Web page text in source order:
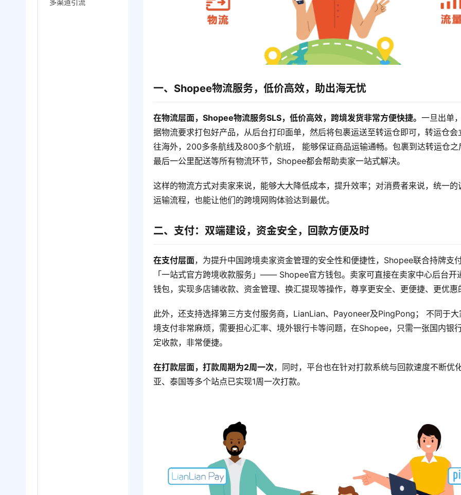
一、Shopee物流服务，低价高效，助出海无忧
在物流层面，Shopee物流服务SLS，低价高效，跨境发货非常方便快捷。一旦出单
据物流要求打包好产品，从后台打印面单，然后将包裹运送至转运仓即可，转运仓会
往海外，200多条航线及800多个航班， 能够保证商品运输通畅。包裹到达转运仓之
最后一公里配送等所有物流环节，Shopee都会帮助卖家一站式解决。
这样的物流方式对卖家来说，能够大大降低成本，提升效率；对消费者来说，统一的
运输流程，也能让他们的跨境网购体验达到最优。
二、支付：双端建设，资金安全，回款方便及时
在支付层面，为提升中国跨境卖家资金管理的安全性和便捷性，Shopee联合持牌支
「一站式官方跨境收款服务」—— Shopee官方钱包。卖家可直接在卖家中心后台开
钱包，实现多店铺收款、资金管理、换汇提现等操作，尊享更安全、更便捷、更优惠
此外，还支持选择第三方支付服务商，LianLian、Payoneer及PingPong； 不同于
境支付非常麻烦，需要担心汇率、境外银行卡等问题，在Shopee，只需一张国内银
定收款，非常便捷。
在打款层面，打款周期为2周一次，同时，平台也在针对打款系统与回款速度不断优
亚、泰国等多个站点已实现1周一次打款。